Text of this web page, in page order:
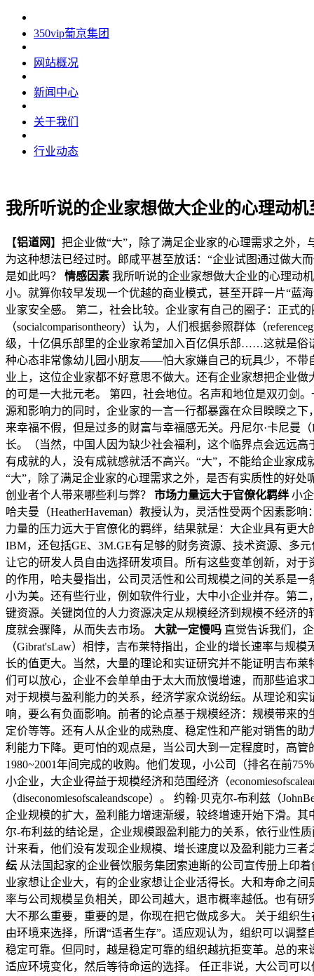
350vip葡京集团
网站概况
新闻中心
关于我们
行业动态
我所听说的企业家想做大企业的心理动机
【铝道网】把企业做“大”，除了满足企业家的心理需求之外
为这种想法已经过时。郎咸平甚至放话：“企业试图通过做大
是如此吗？ 情感因素 我所听说的企业家想做大企业的心理动
小。就算你较早发现一个优越的商业模式，甚至开辟一片“蓝
业家安全感。 第二，社会比较。企业家有自己的圈子：正式
（socialcomparisontheory）认为，人们根据参照群体（
级，十亿俱乐部里的企业家希望加入百亿俱乐部……这就是俗
种心态非常像幼儿园小朋友——怕大家嫌自己的玩具少，不带
业上，这位企业家都不好意思不做大。还有企业家想把企业
的可是一大批元老。 第四，社会地位。名声和地位是双刃剑
源和影响力的同时，企业家的一言一行都暴露在众目睽睽之
来幸福不假，但是过多的财富与幸福感无关。丹尼尔·卡尼曼
长。（当然，中国人因为缺少社会福利，这个临界点会远远
有成就的人，没有成就感就活不高兴。“大”，不能给企业家
“大”，除了满足企业家的心理需求之外，是否有实质性的好
创业者个人带来哪些利与弊？ 市场力量远大于官僚化羁绊 小
哈夫曼（HeatherHaveman）教授认为，灵活性受两个因素影
力量的压力远大于官僚化的羁绊，结果就是：大企业具有更
IBM，还包括GE、3M.GE有足够的财务资源、技术资源、多
让它的研发人员自由选择研发项目。所有这些变革创新，对
的作用，哈夫曼指出，公司灵活性和公司规模之间的关系是
小为美。还有些行业，例如软件行业，大中小企业并存。第
键资源。关键岗位的人力资源决定从规模经济到规模不经济
度就会骤降，从而失去市场。 大就一定慢吗 直觉告诉我们，
（Gibrat'sLaw）相悖，吉布莱特指出，企业的增长速率与规
长的值更大。当然，大量的理论和实证研究并不能证明吉布
们可以放心，企业不会单单由于太大而放慢增速，而那些追
对于规模与盈利能力的关系，经济学家众说纷纭。从理论和
响，要么有负面影响。前者的论点基于规模经济：规模带来
定价等等。还有人从企业的成熟度、稳定性和产能对销售的
利能力下降。更可怕的观点是，当公司大到一定程度时，高管
1980~2001年间完成的收购。他们发现，小公司（排名在前
小企业，大企业得益于规模经济和范围经济（
（diseconomiesofscaleandscope）。 约翰·贝克尔-布利兹（
企业规模的扩大，盈利能力增速渐缓，较终增速开始下滑。
尔-布利兹的结论是，企业规模跟盈利能力的关系，依行业性
计来看，他们没有发现企业规模、增长速度以及盈利能力三
纭 从法国起家的企业餐饮服务集团索迪斯的公司宣传册上印
业家想让企业大，有的企业家想让企业活得长。大和寿命之
率与公司规模呈负相关，即公司越大，退市概率越低。也有
大不那么重要，重要的是，你现在把它做成多大。 关于组织
由环境来选择，所谓“适者生存”。适应观认为，组织可以调
稳定可靠。但同时，越是稳定可靠的组织越抗拒变革。总的
适应环境变化，然后等待命运的选择。 任正非说，大公司可